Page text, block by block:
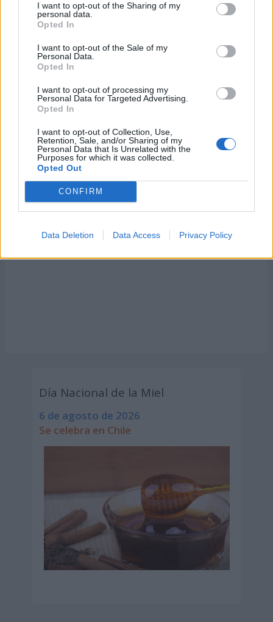
I want to opt-out of the Sharing of my
personal data.
Opted In
I want to opt-out of the Sale of my
Personal Data.
Opted In
I want to opt-out of processing my
Personal Data for Targeted Advertising.
Opted In
I want to opt-out of Collection, Use,
Retention, Sale, and/or Sharing of my
Personal Data that Is Unrelated with the
Purposes for which it was collected.
Opted Out
CONFIRM
Data Deletion Data Access Privacy Policy
Día Nacional de la Miel
6 de agosto de 2026
Se celebra en Chile